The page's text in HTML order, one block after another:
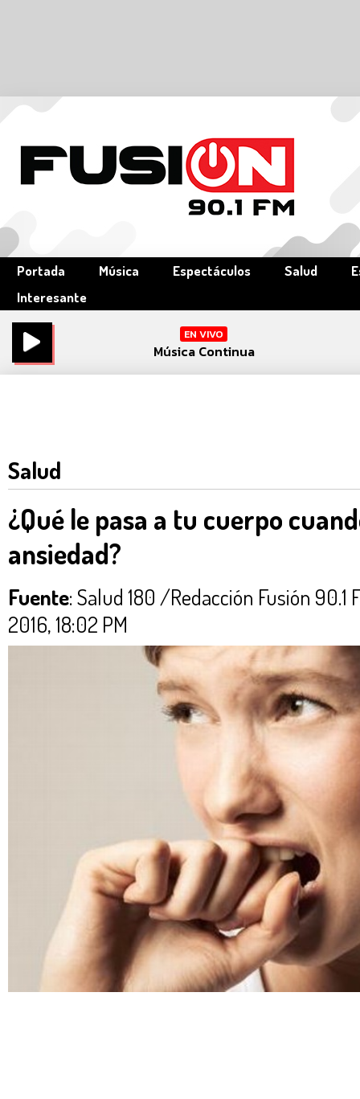
Portada Música Espectáculos Salud
Interesante
EN VIVO
Música Continua
Salud
¿Qué le pasa a tu cuerpo
ansiedad?
Fuente: Salud 180 /Redacción Fusión
2016, 18:02 PM